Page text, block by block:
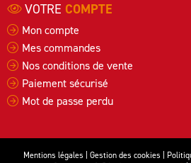
VOTRE COMPTE
Mon compte
Mes commandes
Nos conditions de vente
Paiement sécurisé
Mot de passe perdu
Mentions légales Gestion des cookies